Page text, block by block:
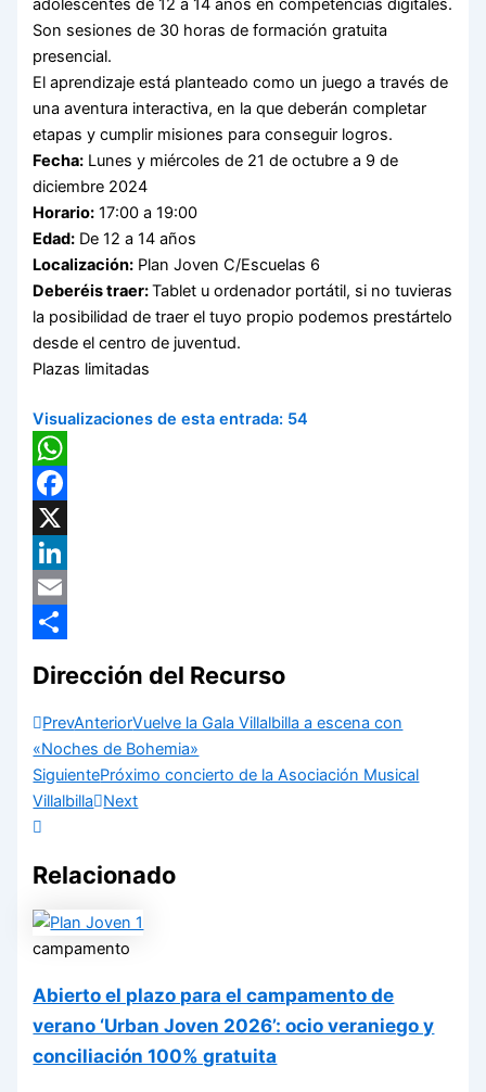
adolescentes de 12 a 14 años en competencias digitales.
Son sesiones de 30 horas de formación gratuita
presencial.
El aprendizaje está planteado como un juego a través de
una aventura interactiva, en la que deberán completar
etapas y cumplir misiones para conseguir logros.
Fecha: Lunes y miércoles de 21 de octubre a 9 de
diciembre 2024
Horario: 17:00 a 19:00
Edad: De 12 a 14 años
Localización: Plan Joven C/Escuelas 6
Deberéis traer:Tablet u ordenador portátil, si no tuvieras
la posibilidad de traer el tuyo propio podemos prestártelo
desde el centro de juventud.
Plazas limitadas
Visualizaciones de esta entrada: 54
WhatsApp
Facebook
X
LinkedIn
Email
Dirección del Recurso
PrevAnteriorVuelve la Gala Villalbilla a escena con
«Noches de Bohemia»
SiguientePróximo concierto de la Asociación Musical
Villalbilla
Next
Relacionado
campamento
Abierto el plazo para el campamento de
verano ‘Urban Joven 2026’: ocio veraniego y
conciliación 100% gratuita